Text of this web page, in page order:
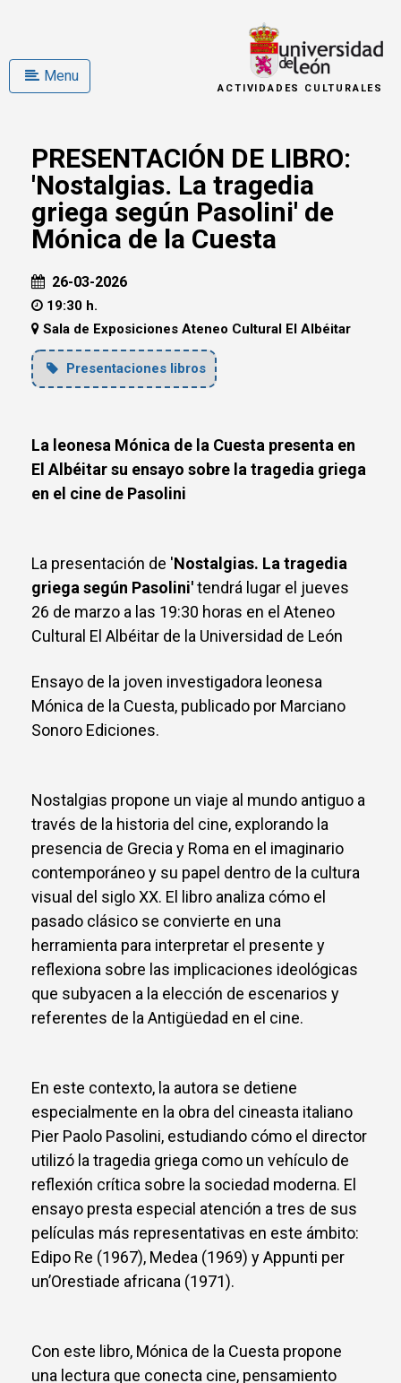
Menu
ACTIVIDADES CULTURALES
PRESENTACIÓN DE LIBRO:
'Nostalgias. La tragedia
griega según Pasolini' de
Mónica de la Cuesta
26-03-2026
19:30 h.
Sala de Exposiciones Ateneo Cultural El Albéitar
Presentaciones libros
La leonesa Mónica de la Cuesta presenta en
El Albéitar su ensayo sobre la tragedia griega
en el cine de Pasolini
La presentación de 'Nostalgias. La tragedia
griega según Pasolini'tendrá lugar el jueves
26 de marzo a las 19:30 horas en el Ateneo
Cultural El Albéitar de la Universidad de León
Ensayo de la joven investigadora leonesa
Mónica de la Cuesta, publicado por Marciano
Sonoro Ediciones.
Nostalgias propone un viaje al mundo antiguo a
través de la historia del cine, explorando la
presencia de Grecia y Roma en el imaginario
contemporáneo y su papel dentro de la cultura
visual del siglo XX. El libro analiza cómo el
pasado clásico se convierte en una
herramienta para interpretar el presente y
reflexiona sobre las implicaciones ideológicas
que subyacen a la elección de escenarios y
referentes de la Antigüedad en el cine.
En este contexto, la autora se detiene
especialmente en la obra del cineasta italiano
Pier Paolo Pasolini, estudiando cómo el director
utilizó la tragedia griega como un vehículo de
reflexión crítica sobre la sociedad moderna. El
ensayo presta especial atención a tres de sus
películas más representativas en este ámbito:
Edipo Re (1967), Medea (1969) y Appunti per
un’Orestiade africana (1971).
Con este libro, Mónica de la Cuesta propone
una lectura que conecta cine, pensamiento